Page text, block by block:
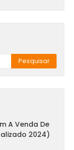
A Venda De
2024)